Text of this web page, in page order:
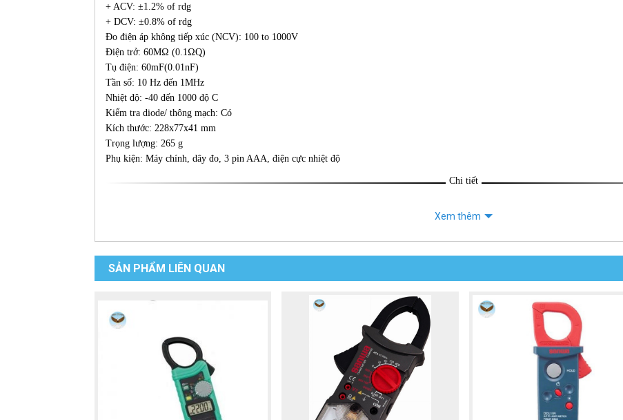
+ ACV: ±1.2% of rdg
+ DCV: ±0.8% of rdg
Đo điện áp không tiếp xúc (NCV): 100 to 1000V
Điện trở: 60MΩ (0.1ΩQ)
Tụ điện: 60mF(0.01nF)
Tần số: 10 Hz đến 1MHz
Nhiệt độ: -40 đến 1000 độ C
Kiểm tra diode/ thông mạch: Có
Kích thước: 228x77x41 mm
Trọng lượng: 265 g
Phụ kiện: Máy chính, dây đo, 3 pin AAA, điện cực nhiệt độ
Chi tiết
Xem thêm
SẢN PHẨM LIÊN QUAN